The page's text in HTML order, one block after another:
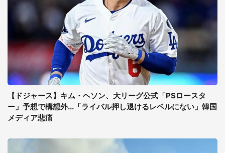
【ドジャース】キム・ヘソン、大リーグ公式「PSロースタ
ー」予想で構想外...「ライバル押し退けるレベルにない」韓国
メディア悲痛